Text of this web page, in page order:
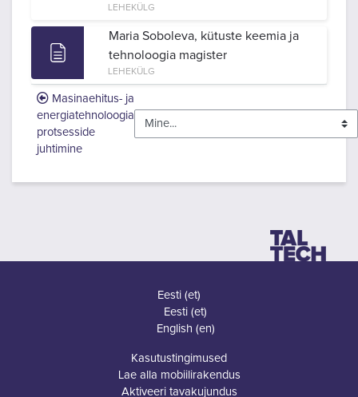
LEHEKÜLG
Maria Soboleva, kütuste keemia ja
tehnoloogia magister
LEHEKÜLG
Masinaehitus- ja
energiatehnoloogia
protsesside
juhtimine
Eesti ‎(et)‎
Eesti ‎(et)‎
English ‎(en)‎
Kasutustingimused
Lae alla mobiilirakendus
Aktiveeri tavakujundus